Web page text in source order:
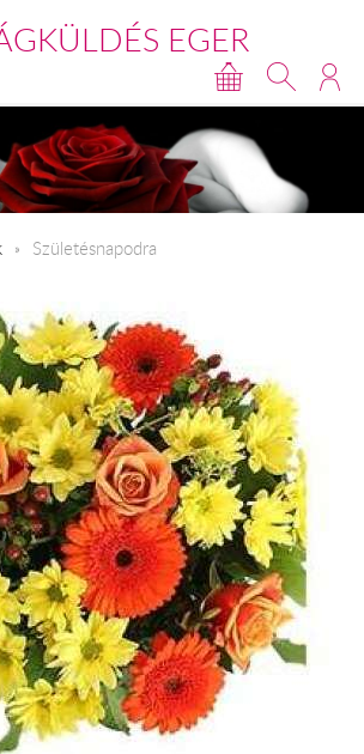
EGER
Születésnapodra